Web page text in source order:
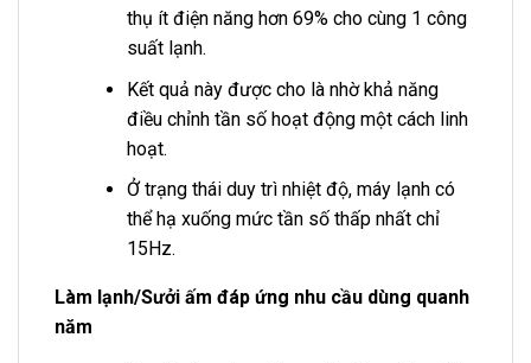
thụ ít điện năng hơn 69% cho cùng 1 công
suất lạnh.
Kết quả này được cho là nhờ khả năng
điều chỉnh tần số hoạt động một cách linh
hoạt.
Ở trạng thái duy trì nhiệt độ, máy lạnh có
thể hạ xuống mức tần số thấp nhất chỉ
15Hz.
Làm lạnh/Sưởi ấm đáp ứng nhu cầu dùng quanh
năm